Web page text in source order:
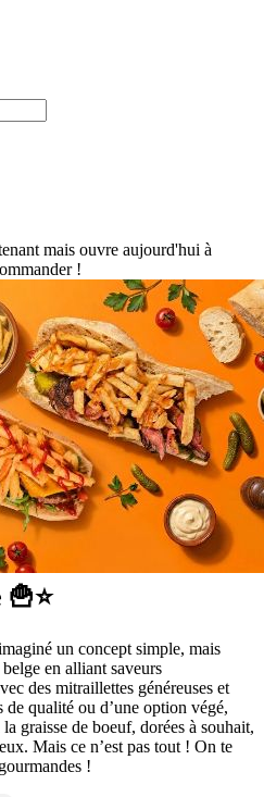
mais ouvre aujourd'hui à
!
un concept simple, mais
en alliant saveurs
des mitraillettes généreuses et
de qualité ou d’une option végé,
graisse de boeuf, dorées à souhait,
Mais ce n’est pas tout ! On te
!